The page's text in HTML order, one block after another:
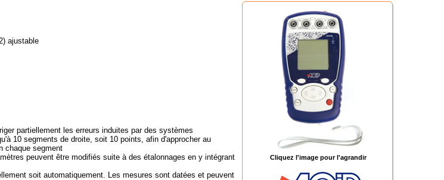
Cliquez l'image pour l'agrandir
ajustable
partiellement les erreurs induites par des systèmes
10 segments de droite, soit 10 points, afin d'approcher au
chaque segment
peuvent être modifiés suite à des étalonnages en y intégrant
soit automatiquement. Les mesures sont datées et peuvent